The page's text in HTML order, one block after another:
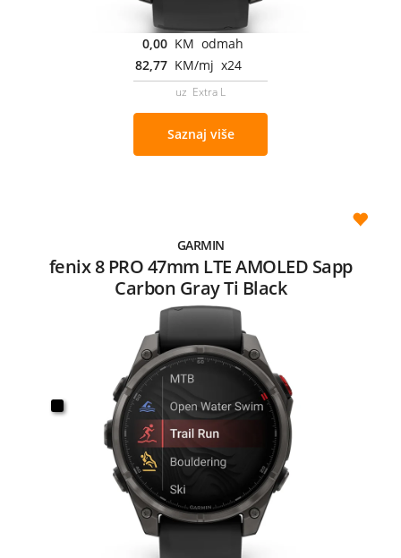
0,00 KM odmah
82,77 KM/mj x24
uz Extra L
Saznaj više
GARMIN
fenix 8 PRO 47mm LTE AMOLED Sapp
Carbon Gray Ti Black